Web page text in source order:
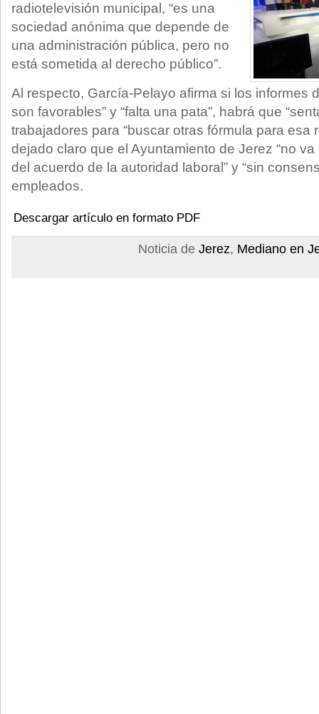
radiotelevisión municipal, “es una
sociedad anónima que depende de
una administración pública, pero no
está sometida al derecho público”.
Al respecto, García-Pelayo afirma si los informes
son favorables” y “falta una pata”, habrá que
trabajadores para “buscar otras fórmula para esa
dejado claro que el Ayuntamiento de Jerez “no
del acuerdo de la autoridad laboral” y “sin
empleados.
Descargar artículo en formato PDF
Noticia de Jerez, Mediano en